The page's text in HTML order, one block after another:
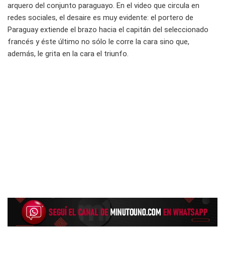
arquero del conjunto paraguayo. En el video que circula en
redes sociales, el desaire es muy evidente: el portero de
Paraguay extiende el brazo hacia el capitán del seleccionado
francés y éste último no sólo le corre la cara sino que,
además, le grita en la cara el triunfo.